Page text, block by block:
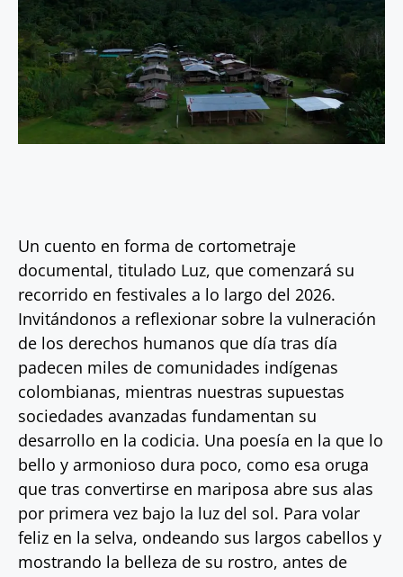
Un cuento en forma de cortometraje
documental, titulado Luz, que comenzará su
recorrido en festivales a lo largo del 2026.
Invitándonos a reflexionar sobre la vulneración
de los derechos humanos que día tras día
padecen miles de comunidades indígenas
colombianas, mientras nuestras supuestas
sociedades avanzadas fundamentan su
desarrollo en la codicia. Una poesía en la que lo
bello y armonioso dura poco, como esa oruga
que tras convertirse en mariposa abre sus alas
por primera vez bajo la luz del sol. Para volar
feliz en la selva, ondeando sus largos cabellos y
mostrando la belleza de su rostro, antes de